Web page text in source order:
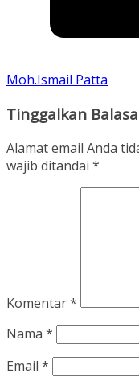
Moh.Ismail Patta
Tinggalkan
Alamat email Anda
wajib ditandai *
Komentar*
Nama *
Email *